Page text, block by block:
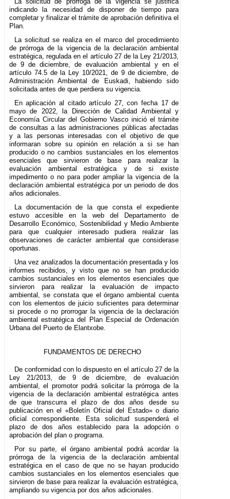
indicando la necesidad de disponer de tiempo para
completar y finalizar el trámite de aprobación definitiva el
Plan.
La solicitud se realiza en el marco del procedimiento
de prórroga de la vigencia de la declaración ambiental
estratégica, regulada en el artículo 27 de la Ley 21/2013,
de 9 de diciembre, de evaluación ambiental y en el
artículo 74.5 de la Ley 10/2021, de 9 de diciembre, de
Administración Ambiental de Euskadi, habiendo sido
solicitada antes de que perdiera su vigencia.
En aplicación al citado artículo 27, con fecha 17 de
mayo de 2022, la Dirección de Calidad Ambiental y
Economía Circular del Gobierno Vasco inició el trámite
de consultas a las administraciones públicas afectadas
y a las personas interesadas con el objetivo de que
informaran sobre su opinión en relación a si se han
producido o no cambios sustanciales en los elementos
esenciales que sirvieron de base para realizar la
evaluación ambiental estratégica y de si existe
impedimento o no para poder ampliar la vigencia de la
declaración ambiental estratégica por un periodo de dos
años adicionales.
La documentación de la que consta el expediente
estuvo accesible en la web del Departamento de
Desarrollo Económico, Sostenibilidad y Medio Ambiente
para que cualquier interesado pudiera realizar las
observaciones de carácter ambiental que considerase
oportunas.
Una vez analizados la documentación presentada y los
informes recibidos, y visto que no se han producido
cambios sustanciales en los elementos esenciales que
sirvieron para realizar la evaluación de impacto
ambiental, se constata que el órgano ambiental cuenta
con los elementos de juicio suficientes para determinar
si procede o no prorrogar la vigencia de la declaración
ambiental estratégica del Plan Especial de Ordenación
Urbana del Puerto de Elantxobe.
FUNDAMENTOS DE DERECHO
De conformidad con lo dispuesto en el artículo 27 de la
Ley 21/2013, de 9 de diciembre, de evaluación
ambiental, el promotor podrá solicitar la prórroga de la
vigencia de la declaración ambiental estratégica antes
de que transcurra el plazo de dos años desde su
publicación en el «Boletín Oficial del Estado» o diario
oficial correspondiente. Esta solicitud suspenderá el
plazo de dos años establecido para la adopción o
aprobación del plan o programa.
Por su parte, el órgano ambiental podrá acordar la
prórroga de la vigencia de la declaración ambiental
estratégica en el caso de que no se hayan producido
cambios sustanciales en los elementos esenciales que
sirvieron de base para realizar la evaluación estratégica,
ampliando su vigencia por dos años adicionales.